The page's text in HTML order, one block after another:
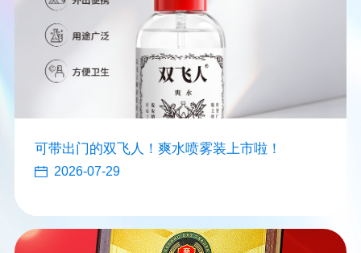
可带出门的双飞人！爽水喷雾装上市啦！
2026-07-29